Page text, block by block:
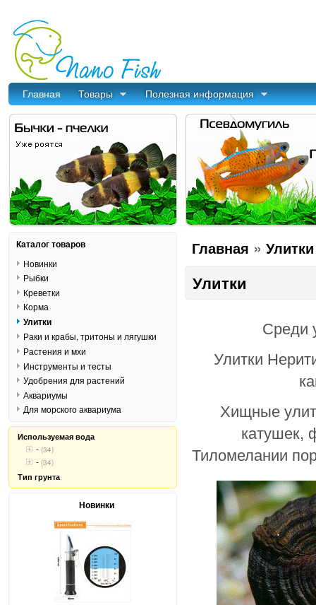
Главная Товары Полезная информация
Главная » Улитки
Улитки
Среди
Улитки
Хищные
катушек,
Тиломелании
Каталог товаров
Новинки
Рыбки
Креветки
Корма
Улитки
Раки и крабы, тритоны и лягушки
Растения и мхи
Инструменты и тесты
Удобрения для растений
Аквариумы
Для морского аквариума
Используемая вода
- (34)
- (34)
Тип грунта
Новинки